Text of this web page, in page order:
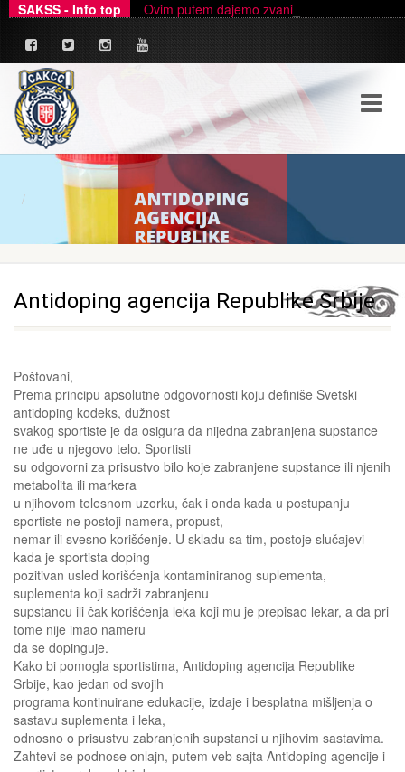
SAKSS - Info top Ovim putem dajemo zvanično pojašnjenje u
Antidoping agencija Republike Srbije
Poštovani,
Prema principu apsolutne odgovornosti koju definiše Svetski
antidoping kodeks, dužnost
svakog sportiste je da osigura da nijedna zabranjena supstance
ne uđe u njegovo telo. Sportisti
su odgovorni za prisustvo bilo koje zabranjene supstance ili njenih
metabolita ili markera
u njihovom telesnom uzorku, čak i onda kada u postupanju
sportiste ne postoji namera, propust,
nemar ili svesno korišćenje. U skladu sa tim, postoje slučajevi
kada je sportista doping
pozitivan usled korišćenja kontaminiranog suplementa,
suplementa koji sadrži zabranjenu
supstancu ili čak korišćenja leka koji mu je prepisao lekar, a da pri
tome nije imao nameru
da se dopinguje.
Kako bi pomogla sportistima, Antidoping agencija Republike
Srbije, kao jedan od svojih
programa kontinuirane edukacije, izdaje i besplatna mišljenja o
sastavu suplementa i leka,
odnosno o prisustvu zabranjenih supstanci u njihovim sastavima.
Zahtevi se podnose onlajn, putem veb sajta Antidoping agencije i